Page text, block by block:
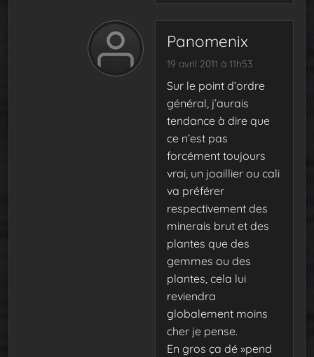
Panomenix
19 avril 2011 à 11h53
Sur le point d’ordre
général, j’aurais
tendance à dire que
ce n’est pas
forcément toujours
vrai, un joaillier ou cali
va préférer
respectivement des
minerais brut et des
plantes que des
gemmes ou des
plantes, cela lui
reviendra
globalement moins
cher je pense.
En gros ça dé »pend